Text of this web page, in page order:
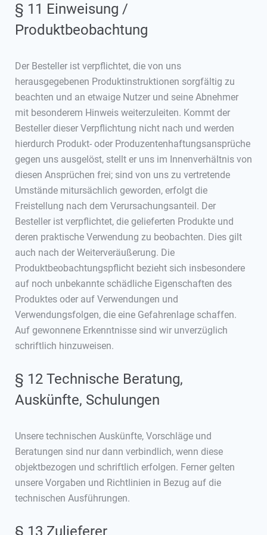
§ 11 Einweisung /
Produktbeobachtung
Der Besteller ist verpflichtet, die von uns
herausgegebenen Produktinstruktionen sorgfältig zu
beachten und an etwaige Nutzer und seine Abnehmer
mit besonderem Hinweis weiterzuleiten. Kommt der
Besteller dieser Verpflichtung nicht nach und werden
hierdurch Produkt- oder Produzentenhaftungsansprüche
gegen uns ausgelöst, stellt er uns im Innenverhältnis von
diesen Ansprüchen frei; sind von uns zu vertretende
Umstände mitursächlich geworden, erfolgt die
Freistellung nach dem Verursachungsanteil. Der
Besteller ist verpflichtet, die gelieferten Produkte und
deren praktische Verwendung zu beobachten. Dies gilt
auch nach der Weiterveräußerung. Die
Produktbeobachtungspflicht bezieht sich insbesondere
auf noch unbekannte schädliche Eigenschaften des
Produktes oder auf Verwendungen und
Verwendungsfolgen, die eine Gefahrenlage schaffen.
Auf gewonnene Erkenntnisse sind wir unverzüglich
schriftlich hinzuweisen.
§ 12 Technische Beratung,
Auskünfte, Schulungen
Unsere technischen Auskünfte, Vorschläge und
Beratungen sind nur dann verbindlich, wenn diese
objektbezogen und schriftlich erfolgen. Ferner gelten
unsere Vorgaben und Richtlinien in Bezug auf die
technischen Ausführungen.
§ 13 Zulieferer